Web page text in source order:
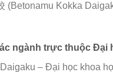
(Betonamu Kokka
ngành trực thuộc Đại
– Đại học khoa